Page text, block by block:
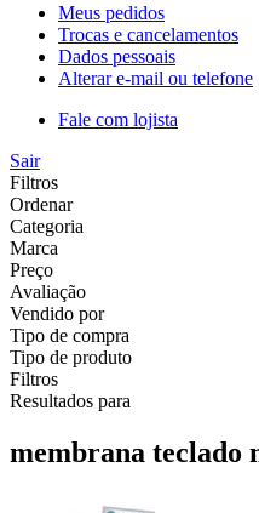
Meus pedidos
Trocas e cancelamentos
Dados pessoais
Alterar e-mail ou telefone
Fale com lojista
Sair
Filtros
Ordenar
Categoria
Marca
Preço
Avaliação
Vendido por
Tipo de compra
Tipo de produto
Filtros
Resultados para
membrana teclado